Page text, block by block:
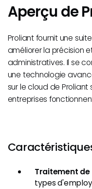
Aperçu de
Proliant fournit une
améliorer la précision
administratives. Il se
une technologie
sur le cloud de
entreprises
Traitement de
types